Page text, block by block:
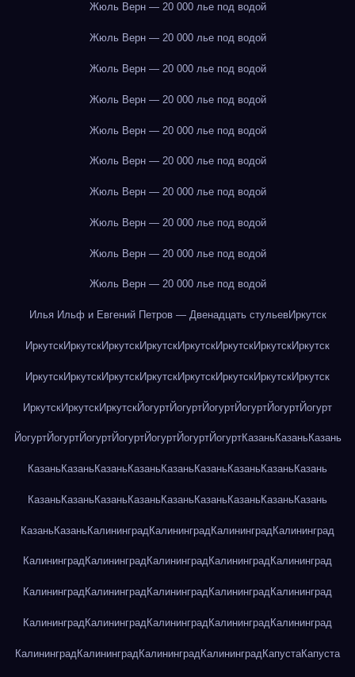
Жюль Верн — 20 000 лье под водой
Жюль Верн — 20 000 лье под водой
Жюль Верн — 20 000 лье под водой
Жюль Верн — 20 000 лье под водой
Жюль Верн — 20 000 лье под водой
Жюль Верн — 20 000 лье под водой
Жюль Верн — 20 000 лье под водой
Жюль Верн — 20 000 лье под водой
Жюль Верн — 20 000 лье под водой
Жюль Верн — 20 000 лье под водой
Илья Ильф и Евгений Петров — Двенадцать стульевИркутск
ИркутскИркутскИркутскИркутскИркутскИркутскИркутскИркутск
ИркутскИркутскИркутскИркутскИркутскИркутскИркутскИркутск
ИркутскИркутскИркутскЙогуртЙогуртЙогуртЙогуртЙогуртЙогурт
ЙогуртЙогуртЙогуртЙогуртЙогуртЙогуртЙогуртКазаньКазаньКазань
КазаньКазаньКазаньКазаньКазаньКазаньКазаньКазаньКазань
КазаньКазаньКазаньКазаньКазаньКазаньКазаньКазаньКазань
КазаньКазаньКалининградКалининградКалининградКалининград
КалининградКалининградКалининградКалининградКалининград
КалининградКалининградКалининградКалининградКалининград
КалининградКалининградКалининградКалининградКалининград
Калининград Калининград Калининград Калининград КапустаКапуста